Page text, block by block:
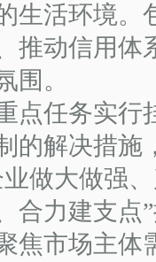
活环境。
推动信用体
围。
任务实行
的解决措施
做大做强
合力建支点
市场主体